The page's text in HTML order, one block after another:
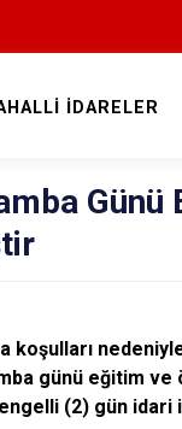
İDARELER
Günü
koşulları
günü eğitim
(2) gün idari